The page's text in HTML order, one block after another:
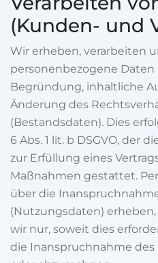
(Kunden- und
Wir erheben, verarbeiten
personenbezogene Daten
Begründung, inhaltliche
Änderung des
(Bestandsdaten). Dies
6 Abs. 1 lit. b DSGVO, der
zur Erfüllung eines
Maßnahmen gestattet.
über die
(Nutzungsdaten)
wir nur, soweit dies
die Inanspruchnahme